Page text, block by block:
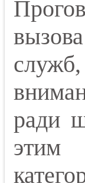
ради